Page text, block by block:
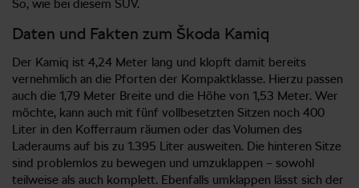
So, wie bei diesem SUV.
Daten und Fakten zum Škoda Kamiq
Der Kamiq ist 4,24 Meter lang und klopft damit bereits
vernehmlich an die Pforten der Kompaktklasse. Hierzu passen
auch die 1,79 Meter Breite und die Höhe von 1,53 Meter. Wer
möchte, kann auch mit fünf vollbesetzten Sitzen noch 400
Liter in den Kofferraum räumen oder das Volumen des
Laderaums auf bis zu 1.395 Liter ausweiten. Die hinteren Sitze
sind problemlos zu bewegen und umzuklappen – sowohl
teilweise als auch komplett. Ebenfalls umklappen lässt sich der